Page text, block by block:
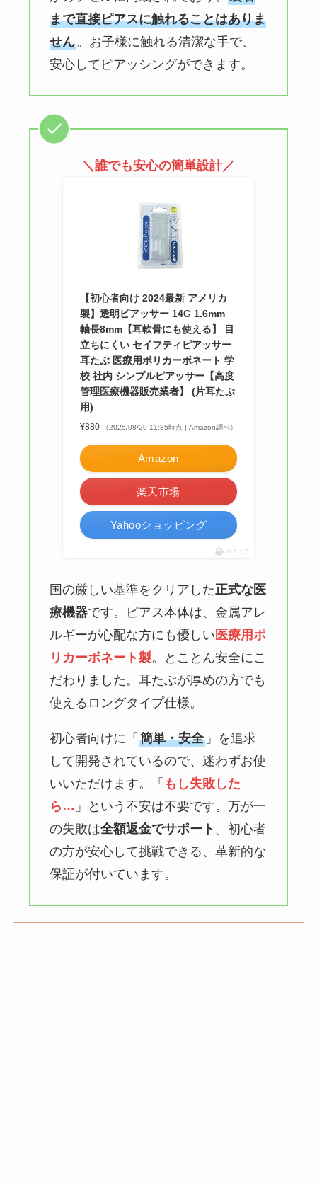
まで直接ピアスに触れることはありま
せん。お子様に触れる清潔な手で、
安心してピアッシングができます。
＼誰でも安心の簡単設計／
【初心者向け 2024最新 アメリカ
製】透明ピアッサー 14G 1.6mm
軸長8mm【耳軟骨にも使える】 目
立ちにくい セイフティピアッサー
耳たぶ 医療用ポリカーボネート 学
校 社内 シンプルピアッサー【高度
管理医療機器販売業者】 (片耳たぶ
用)
¥880 （2025/08/29 11:35時点 | Amazon調べ）
Amazon
楽天市場
Yahooショッピング
ポチップ
国の厳しい基準をクリアした正式な医
療機器です。ピアス本体は、金属アレ
ルギーが心配な方にも優しい 医療用ポ
リカーボネート製。とことん安全にこ
だわりました。耳たぶが厚めの方でも
使えるロングタイプ仕様。
初心者向けに「簡単・安全 」を追求
して開発されているので、迷わずお使
いいただけます。「 もし失敗した
ら… 」という不安は不要です。万が一
の失敗は全額返金でサポート 。初心者
の方が安心して挑戦できる、革新的な
保証が付いています。